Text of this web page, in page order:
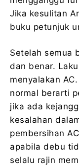
Jika kesulitan
buku petunjuk
Setelah semua
dan benar.
menyalakan
normal berarti
jika ada
kesalahan
pembersihan
apabila debu
selalu rajin